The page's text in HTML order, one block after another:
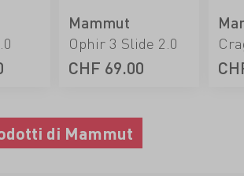
Mammut
Ophir 3 Slide 2.0
CHF 69.00
di Mammut